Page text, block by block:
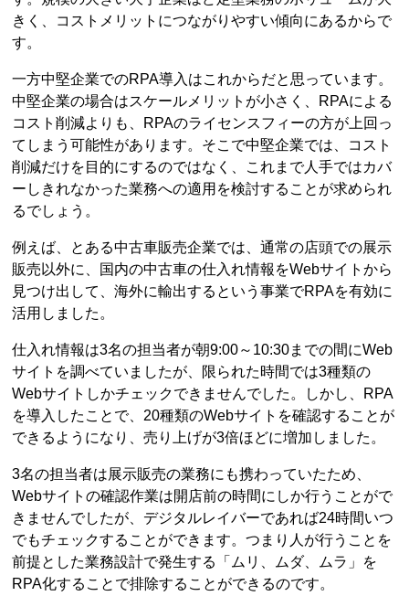
きく、コストメリットにつながりやすい傾向にあるからで
す。
一方中堅企業でのRPA導入はこれからだと思っています。
中堅企業の場合はスケールメリットが小さく、RPAによる
コスト削減よりも、RPAのライセンスフィーの方が上回っ
てしまう可能性があります。そこで中堅企業では、コスト
削減だけを目的にするのではなく、これまで人手ではカバ
ーしきれなかった業務への適用を検討することが求められ
るでしょう。
例えば、とある中古車販売企業では、通常の店頭での展示
販売以外に、国内の中古車の仕入れ情報をWebサイトから
見つけ出して、海外に輸出するという事業でRPAを有効に
活用しました。
仕入れ情報は3名の担当者が朝9:00～10:30までの間にWeb
サイトを調べていましたが、限られた時間では3種類の
Webサイトしかチェックできませんでした。しかし、RPA
を導入したことで、20種類のWebサイトを確認することが
できるようになり、売り上げが3倍ほどに増加しました。
3名の担当者は展示販売の業務にも携わっていたため、
Webサイトの確認作業は開店前の時間にしか行うことがで
きませんでしたが、デジタルレイバーであれば24時間いつ
でもチェックすることができます。つまり人が行うことを
前提とした業務設計で発生する「ムリ、ムダ、ムラ」を
RPA化することで排除することができるのです。